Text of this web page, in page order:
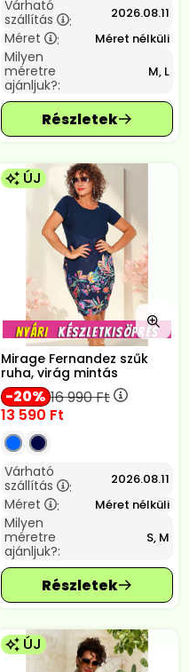
Várható
szállítás
: 2026.08.11
Méret : Méret nélküli
Milyen
méretre
ajánljuk?:
M, L
ÚJ
Mirage Fernandez szűk
ruha, virág mintás
20 16 990Ft
13 590 Ft
Várható
szállítás
: 2026.08.11
Méret : Méret nélküli
Milyen
méretre
ajánljuk?:
S, M
ÚJ